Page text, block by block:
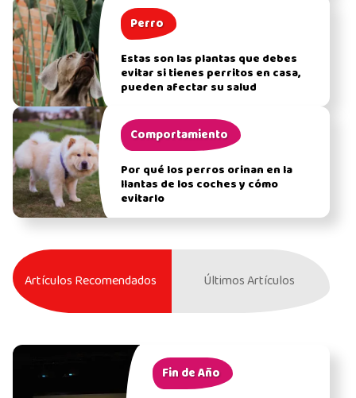
Perro
Estas son las plantas que debes
evitar si tienes perritos en casa,
pueden afectar su salud
Comportamiento
Por qué los perros orinan en la
llantas de los coches y cómo
evitarlo
Artículos Recomendados Últimos Artículos
Fin de Año